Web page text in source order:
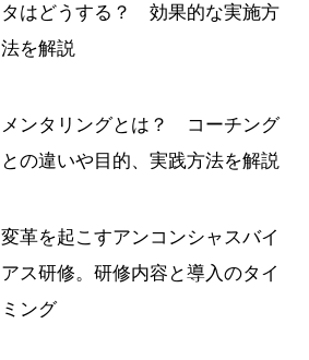
タはどうする？ 効果的な実施方
法を解説
メンタリングとは？ コーチング
との違いや目的、実践方法を解説
変革を起こすアンコンシャスバイ
アス研修。研修内容と導入のタイ
ミング